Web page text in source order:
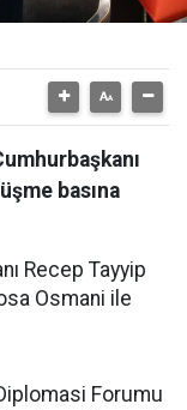
basına
Recep Tayyip
Osmani ile
Forumu